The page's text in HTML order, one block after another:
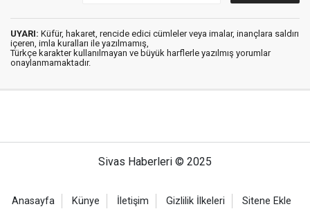
UYARI: Küfür, hakaret, rencide edici cümleler veya imalar, inançlara saldırı
içeren, imla kuralları ile yazılmamış,
Türkçe karakter kullanılmayan ve büyük harflerle yazılmış yorumlar
onaylanmamaktadır.
Sivas Haberleri © 2025
Anasayfa Künye İletişim Gizlilik İlkeleri Sitene Ekle